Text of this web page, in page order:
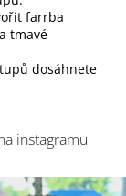
farrba
tmavé
dosáhnete
instagramu